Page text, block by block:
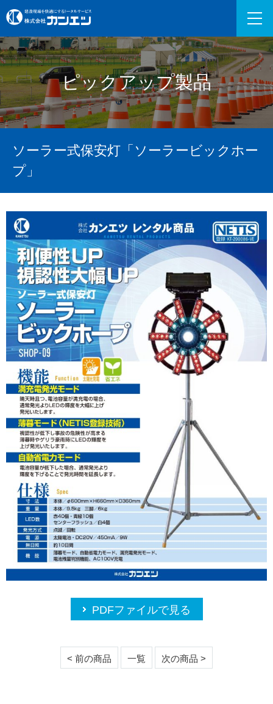
ピックアップ製品
ソーラー式保安灯「ソーラービックホー
プ」
PDFファイルで見る
< 前の商品 一覧 次の商品 >